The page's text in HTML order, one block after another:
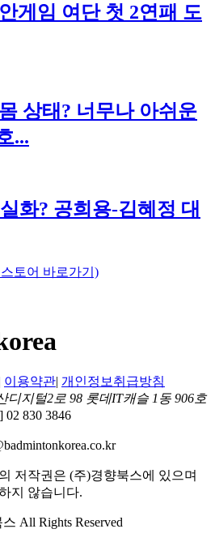
게임 여단 첫 2연패 도
상태? 너무나 아쉬운
...
화? 공희용-김혜정 대
이용약관| 개인정보취급방침
지털2로 98 롯데IT캐슬 1동 906호
02 830 3846
저작권은 (주)경향북스에 있으며
지 않습니다.
All Rights Reserved